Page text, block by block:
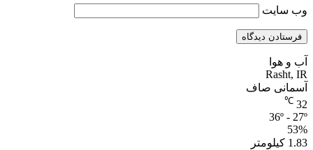
وب‌ سایت
آب و هوا
Rasht, IR
آسمانی صاف
32
℃
36º - 27º
53%
1.83 کیلومتر